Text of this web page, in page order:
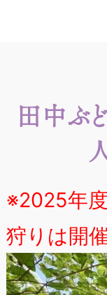
田中ぶ
※2025年
狩りは開